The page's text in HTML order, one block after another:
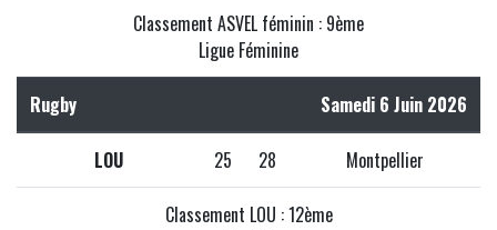
Classement ASVEL féminin : 9ème
Ligue Féminine
Rugby Samedi 6 Juin 2026
LOU 25 28 Montpellier
Classement LOU : 12ème